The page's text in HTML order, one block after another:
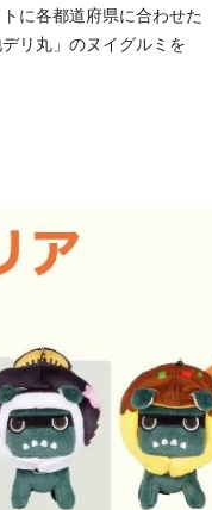
に各都道府県に合わせた
デリ丸」のヌイグルミを